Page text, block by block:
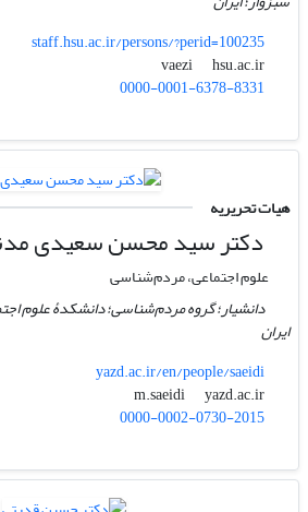
staff.hsu.ac.ir/persons/?perid=100235
vaezi
hsu.ac.ir
0000-0001-6378-8331
هیات تحریریه
دکتر سید محسن سعیدی
علوم اجتماعی، مردم‌شناسی
دانشیار؛ گروه مردم‌شناسی؛ دانشکدۀ علوم
ایران
yazd.ac.ir/en/people/saeidi
m.saeidi
yazd.ac.ir
0000-0002-0730-2015